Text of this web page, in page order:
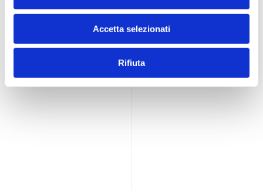
Accetta selezionati
Rifiuta
+39 085 8561895